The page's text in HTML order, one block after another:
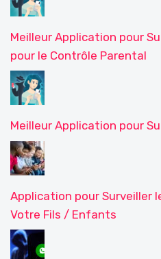
Meilleur Application pour
pour le Contrôle Parental
Meilleur Application pour
Application pour Surveiller
Votre Fils / Enfants